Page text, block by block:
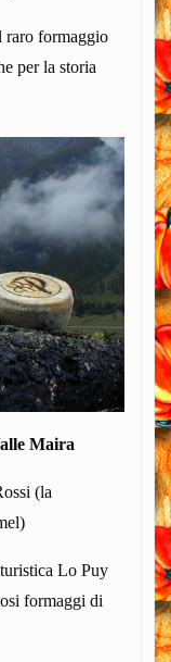
raro formaggio
per la storia
Maira
(la
Lo Puy
formaggi di